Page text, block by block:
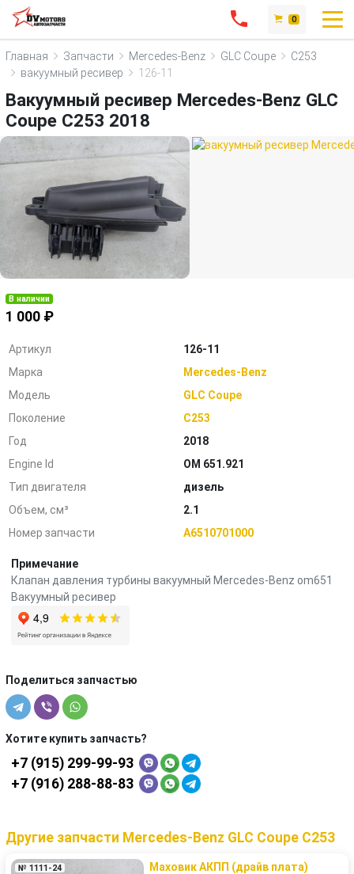
0
Главная Запчасти Mercedes-Benz GLC Coupe
C253
вакуумный ресивер
126-11
Вакуумный ресивер Mercedes-Benz GLC
Coupe C253 2018
В наличии
1 000 ₽
Артикул
126-11
Марка
Mercedes-Benz
Модель
GLC Coupe
Поколение
C253
Год
2018
Engine Id
OM 651.921
Тип двигателя
дизель
Объем, см³
2.1
Номер запчасти
A6510701000
Примечание
Клапан давления турбины вакуумный Mercedes-Benz om651
Вакуумный ресивер
Поделиться запчастью
Хотите купить запчасть?
+7 (915) 299-99-93
+7 (916) 288-88-83
Другие запчасти Mercedes-Benz GLC Coupe C253
№ 1111-24
Маховик АКПП (драйв плата)